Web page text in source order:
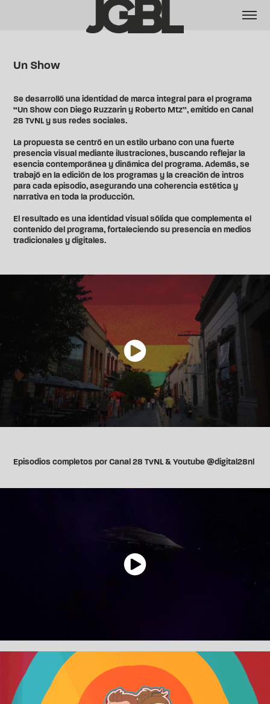
Un Show
Se desarrolló una identidad de marca integral para el programa
“Un Show con Diego Ruzzarin y Roberto Mtz”, emitido en Canal
28 TvNL y sus redes sociales.
La propuesta se centró en un estilo urbano con una fuerte
presencia visual mediante ilustraciones, buscando reflejar la
esencia contemporánea y dinámica del programa. Además, se
trabajó en la edición de los programas y la creación de intros
para cada episodio, asegurando una coherencia estética y
narrativa en toda la producción.
El resultado es una identidad visual sólida que complementa el
contenido del programa, fortaleciendo su presencia en medios
tradicionales y digitales.
Episodios completos por Canal 28 TvNL & Youtube @digital28nl